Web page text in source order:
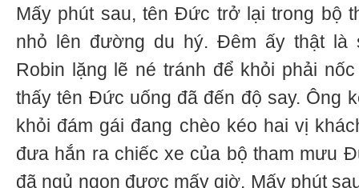
Mấy phút sau, tên Đức trở lại trong bộ
nhỏ lên đường du hý. Đêm ấy thật là
Robin lặng lẽ né tránh để khỏi phải
thấy tên Đức uống đã đến độ say. Ông
khỏi đám gái đang chèo kéo hai vị
đưa hắn ra chiếc xe của bộ tham mưu
đã ngủ ngon được mấy giờ. Mấy phút